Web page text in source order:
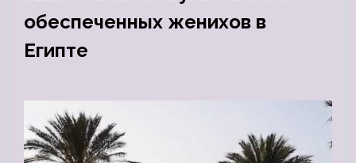
обеспеченных женихов в
Египте